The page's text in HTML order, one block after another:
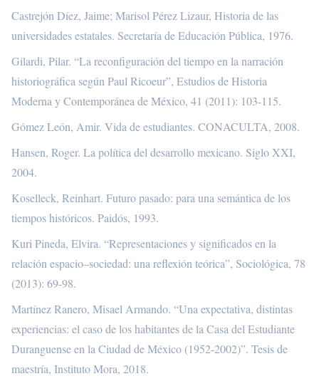
Castrejón Díez, Jaime; Marisol Pérez Lizaur, Historia de las
universidades estatales. Secretaría de Educación Pública, 1976.
Gilardi, Pilar. “La reconfiguración del tiempo en la narración
historiográfica según Paul Ricoeur”, Estudios de Historia
Moderna y Contemporánea de México, 41 (2011): 103-115.
Gómez León, Amir. Vida de estudiantes. CONACULTA, 2008.
Hansen, Roger. La política del desarrollo mexicano. Siglo XXI,
2004.
Koselleck, Reinhart. Futuro pasado: para una semántica de los
tiempos históricos. Paidós, 1993.
Kuri Pineda, Elvira. “Representaciones y significados en la
relación espacio–sociedad: una reflexión teórica”, Sociológica, 78
(2013): 69-98.
Martínez Ranero, Misael Armando. “Una expectativa, distintas
experiencias: el caso de los habitantes de la Casa del Estudiante
Duranguense en la Ciudad de México (1952-2002)”. Tesis de
maestría, Instituto Mora, 2018.